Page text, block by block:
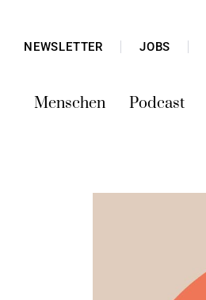
NEWSLETTER JOBS
Menschen Podcast